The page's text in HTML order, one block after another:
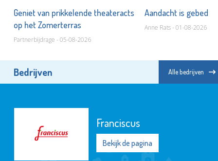
Geniet van prikkelende theateracts
op het Zomerterras
Partnerbijdrage - 05-08-2026
Aandacht is gebed
Anne Rats - 01-08-2026
Bedrijven Alle bedrijven
SIKO
Bekijk de pagina